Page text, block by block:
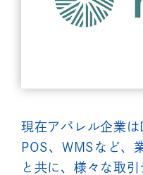
現在アパレル企業
POS、WMSなど、
と共に、様々な取